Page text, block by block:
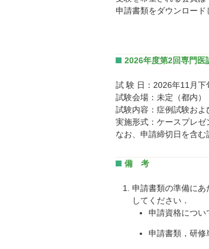
申請書類をダウンロード
2026年度第2回専門医
試 験 日：2026年11月下
試験会場：未定（都内）
試験内容：症例試験およ
実施形式：ケースプレ
なお、申請締切日を含
備 考
申請書類の準備にあ
してください．
申請資格につい
申請書類，研修